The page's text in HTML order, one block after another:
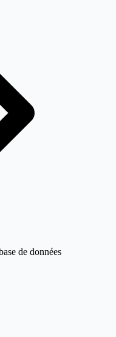
de données